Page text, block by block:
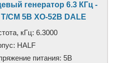
генератор 6.3 КГц -
CM 5В XO-52B DALE
кГц: 6.3000
HALF
питания: 5В